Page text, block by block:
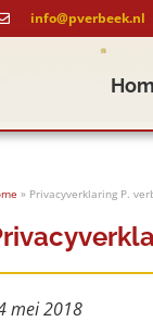
info@pverbeek.nl
» Privacyverklaring P.
mei 2018